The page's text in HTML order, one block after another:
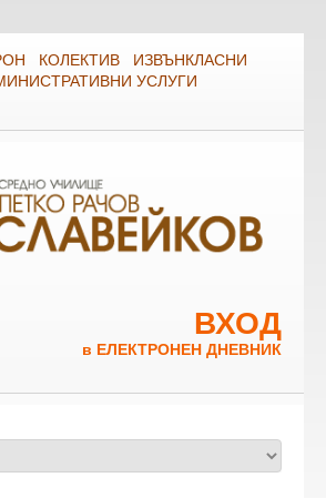
КОЛЕКТИВ
ИЗВЪНКЛАСНИ
УСЛУГИ
ВХОД
в ЕЛЕКТРОНЕН ДНЕВНИК